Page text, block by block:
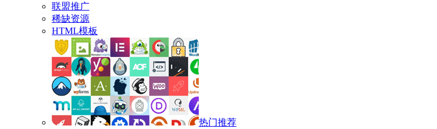
联盟推广
稀缺资源
HTML模板
热门推荐